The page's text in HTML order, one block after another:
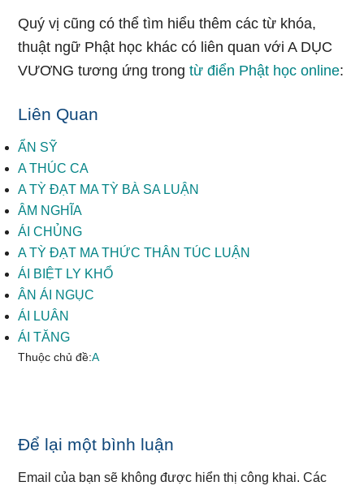
Quý vị cũng có thể tìm hiểu thêm các từ khóa,
thuật ngữ Phật học khác có liên quan với A DỤC
VƯƠNG tương ứng trongtừ điển Phật học online:
Liên Quan
ẨN SỸ
A THÚC CA
A TỲ ĐẠT MA TỲ BÀ SA LUẬN
ÂM NGHĨA
ÁI CHỦNG
A TỲ ĐẠT MA THỨC THÂN TÚC LUẬN
ÁI BIỆT LY KHỔ
ÂN ÁI NGỤC
ÁI LUÂN
ÁI TĂNG
Thuộc chủ đề:A
Reader
Interactions
Để lại một bình luận
Email của bạn sẽ không được hiển thị công khai. Các